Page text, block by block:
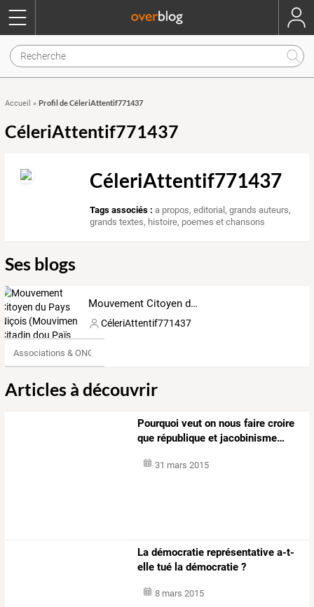
Accueil » Profil de CéleriAttentif771437
CéleriAttentif771437
CéleriAttentif771437
Tags associés : a propos,editorial,grands auteurs,
grands textes, histoire, poemes et chansons
Ses blogs
Mouvement Citoyen du Pays Niçois (Mouvimen Citadin dou Païs Nissart)
CéleriAttentif771437
Associations & ONG
Articles à découvrir
Pourquoi veut on nous faire croire
que république et jacobinisme…
31 mars 2015
La démocratie représentative a-t-
elle tué la démocratie ?
8 mars 2015